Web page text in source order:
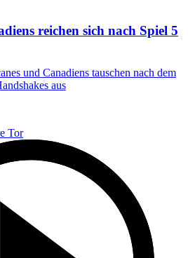
reichen sich nach Spiel 5
und Canadiens tauschen nach dem
aus